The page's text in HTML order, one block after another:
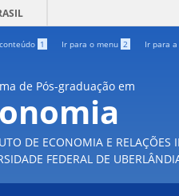
1 Ir para o menu 2 Ir para a
de Pós-graduação em
DE ECONOMIA E RELAÇÕES
FEDERAL DE